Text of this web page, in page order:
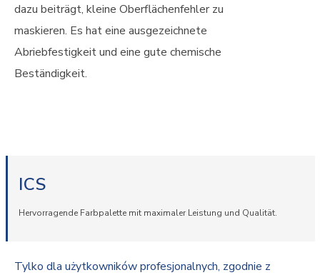
dazu beiträgt, kleine Oberflächenfehler zu
maskieren. Es hat eine ausgezeichnete
Abriebfestigkeit und eine gute chemische
Beständigkeit.
ICS
Hervorragende Farbpalette mit maximaler Leistung und Qualität.
Tylko dla użytkowników profesjonalnych, zgodnie z